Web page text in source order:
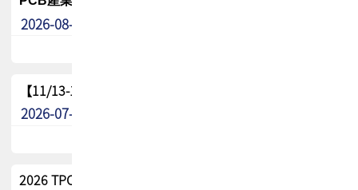
2026-08-04
【11/13-15】2026 TPCA 百岳登頂_南橫三星
2026-07-22
2026 TPCA中南區會員問卷暨7/31交流餐敘報名